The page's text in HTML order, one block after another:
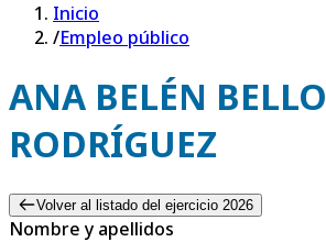
Inicio
/Empleo público
ANA BELÉN BELLO
RODRÍGUEZ
Volver al listado del ejercicio 2026
Nombre y apellidos